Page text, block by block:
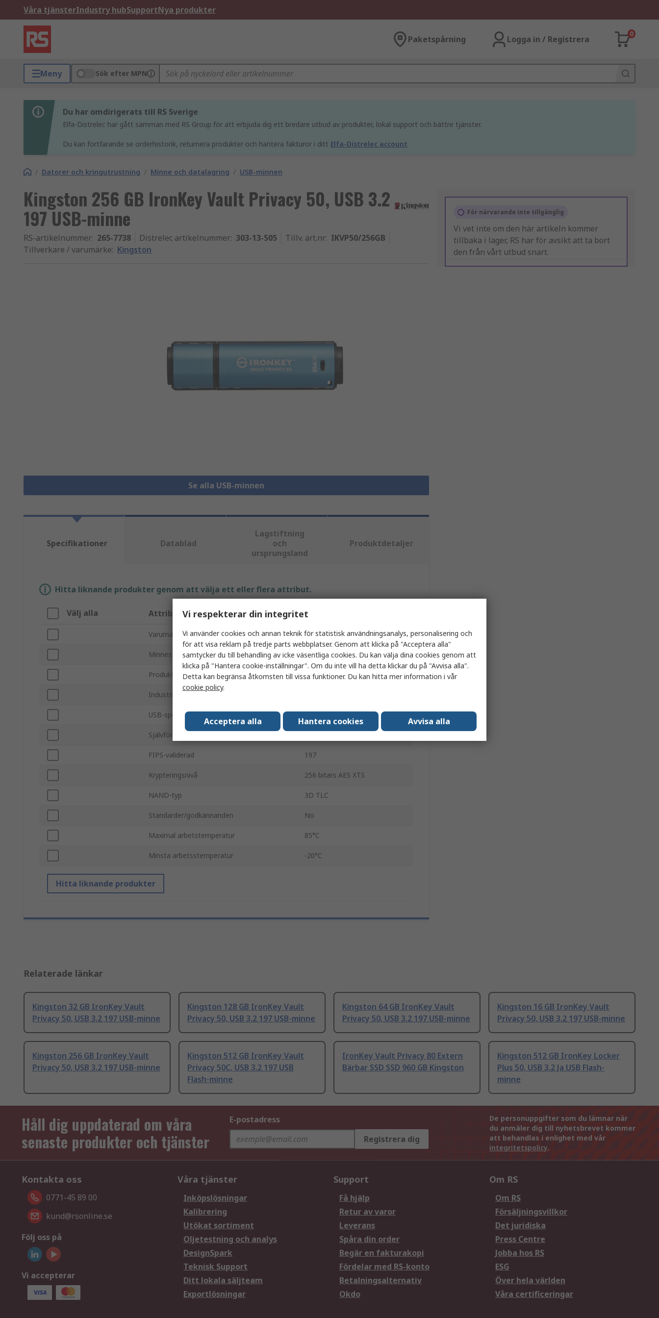
Våra tjänsterIndustry hubSupportNya produkter
Paketspårning Logga in / Registrera
0
Meny Sök efter MPN
Du har omdirigerats till RS Sverige
Elfa-Distrelec har gått samman med RS Group för att erbjuda dig ett bredare utbud av produkter, lokal support och bättre tjänster.
Du kan fortfarande se orderhistorik, returnera produkter och hantera fakturor i ditt Elfa-Distrelec account
/ Datorer och kringutrustning / Minne och datalagring / USB-minnen
Kingston 256 GB IronKey Vault Privacy 50, USB 3.2
197 USB-minne
RS-artikelnummer: 265-7738 Distrelec artikelnummer: 303-13-505 Tillv. art.nr: IKVP50/256GB
Tillverkare / varumärke: Kingston
Se alla USB-minnen
För närvarande inte tillgänglig
Vi vet inte om den här artikeln kommer
tillbaka i lager, RS har för avsikt att ta bort
den från vårt utbud snart.
Specifikationer Datablad
Lagstiftning
och
ursprungsland
Produktdetaljer
Hitta liknande produkter genom att välja ett eller flera attribut.
Välj alla Attribut Värde
Varumärke Kingston
Minnesstorlek 256GB
Produkttyp USB-minne
Industriell kvalitet
USB-specifikation
Självförstörelse
FIPS-validerad 197
Krypteringsnivå 256 bitars AES XTS
NAND-typ 3D TLC
Standarder/godkännanden No
Maximal arbetstemperatur 85°C
Minsta arbetsstemperatur -20°C
Hitta liknande produkter
Relaterade länkar
Kingston 32 GB IronKey Vault
Privacy 50, USB 3.2 197 USB-minne
Kingston 128 GB IronKey Vault
Privacy 50, USB 3.2 197 USB-minne
Kingston 64 GB IronKey Vault
Privacy 50, USB 3.2 197 USB-minne
Kingston 16 GB IronKey Vault
Privacy 50, USB 3.2 197 USB-minne
Kingston 256 GB IronKey Vault
Privacy 50, USB 3.2 197 USB-minne
Kingston 512 GB IronKey Vault
Privacy 50C, USB 3.2 197 USB
Flash-minne
IronKey Vault Privacy 80 Extern
Bärbar SSD SSD 960 GB Kingston
Kingston 512 GB IronKey Locker
Plus 50, USB 3.2 Ja USB Flash-
minne
Håll dig uppdaterad om våra
senaste produkter och tjänster
E-postadress
Registrera dig
De personuppgifter som du lämnar när
du anmäler dig till nyhetsbrevet kommer
att behandlas i enlighet med vår
integritetspolicy.
Kontakta oss
0771-45 89 00
kund@rsonline.se
Följ oss på
Vi accepterar
Våra tjänster
Inköpslösningar
Kalibrering
Utökat sortiment
Oljetestning och analys
DesignSpark
Teknisk Support
Ditt lokala säljteam
Exportlösningar
Support
Få hjälp
Retur av varor
Leverans
Spåra din order
Begär en fakturakopi
Fördelar med RS-konto
Betalningsalternativ
Okdo
Om RS
Om RS
Försäljningsvillkor
Det juridiska
Press Centre
Jobba hos RS
ESG
Över hela världen
Våra certificeringar
Vi respekterar din integritet
Vi använder cookies och annan teknik för statistisk användningsanalys, personalisering och
för att visa reklam på tredje parts webbplatser. Genom att klicka på "Acceptera alla"
samtycker du till behandling av icke väsentliga cookies. Du kan välja dina cookies genom att
klicka på "Hantera cookie-inställningar". Om du inte vill ha detta klickar du på "Avvisa alla".
Detta kan begränsa åtkomsten till vissa funktioner. Du kan hitta mer information i vår
cookie policy.
Acceptera alla Hantera cookies Avvisa alla